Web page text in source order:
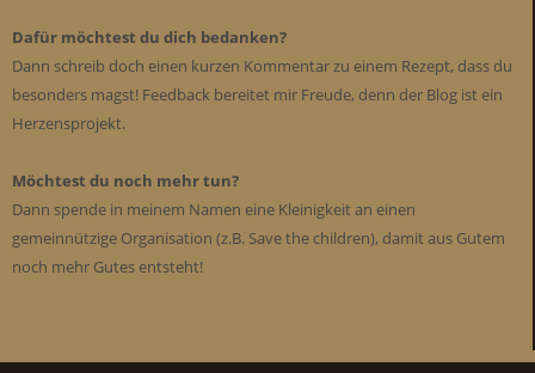
Dafür möchtest du dich bedanken?
Dann schreib doch einen kurzen Kommentar zu einem Rezept, dass du
besonders magst! Feedback bereitet mir Freude, denn der Blog ist ein
Herzensprojekt.
Möchtest du noch mehr tun?
Dann spende in meinem Namen eine Kleinigkeit an einen
gemeinnützige Organisation (z.B. Save the children), damit aus Gutem
noch mehr Gutes entsteht!